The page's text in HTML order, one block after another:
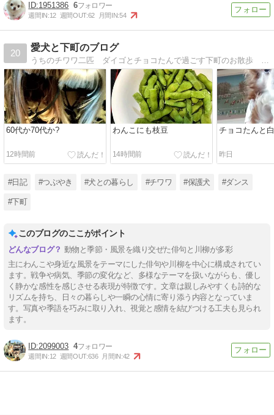
1951386 6
週間IN:12 週間OUT:62 月間IN:54
20
愛犬と下町のブログ
うちのチワワ二匹 ダイゴとチョコたんで過ごす下町のお散歩 体型維持に脳トレダンス
60代か70代か?
12時間前
わんこにも枝豆
14時間前
チョコたんと
昨日
#日記 #つぶやき #犬との暮らし #チワワ #保護犬 #ダンス
#下町
このブログのここがポイント
動物と季節・風景を織り交ぜた俳句と川柳が多彩
主にわんこや身近な風景をテーマにした俳句や川柳を中心に構成されてい
ます。戦争や病気、季節の変化など、多様なテーマを扱いながらも、優し
く静かな感性を感じさせる表現が特徴です。文章は親しみやすくも詩的な
リズムを持ち、日々の暮らしや一瞬の心情に寄り添う内容となっていま
す。写真や季語を巧みに取り入れ、視覚と感情を結びつける工夫も見られ
ます。
2099003 4
週間IN:12 週間OUT:636 月間IN:42